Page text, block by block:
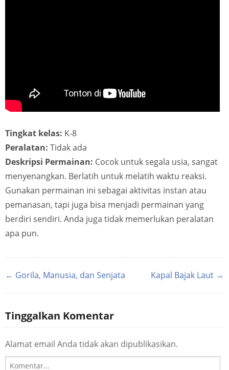
Tingkat kelas: K-8
Peralatan: Tidak ada
Deskripsi Permainan: Cocok untuk segala usia, sangat
menyenangkan. Berlatih untuk melatih waktu reaksi.
Gunakan permainan ini sebagai aktivitas instan atau
pemanasan, tapi juga bisa menjadi permainan yang
berdiri sendiri. Anda juga tidak memerlukan peralatan
apa pun.
← Gorila, Manusia, dan Senjata Kapal Bajak Laut →
Tinggalkan Komentar
Alamat email Anda tidak akan dipublikasikan.